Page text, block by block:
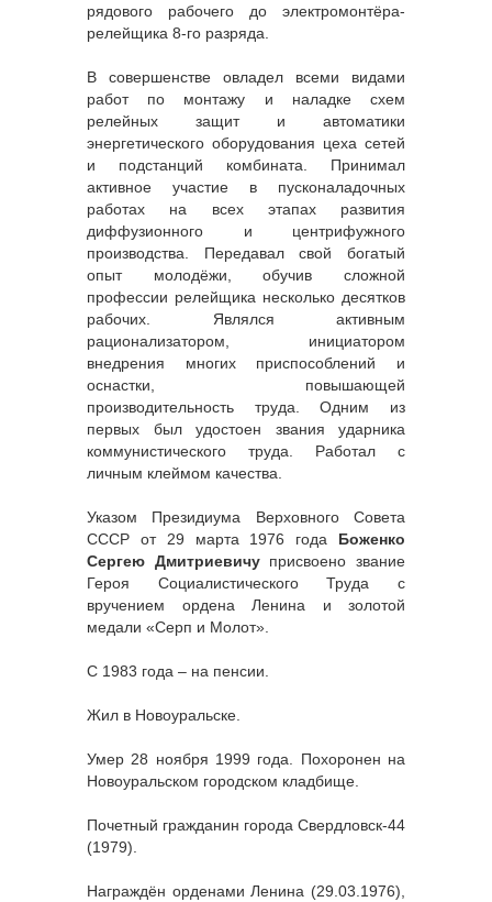
рядового рабочего до электромонтёра-
релейщика 8-го разряда.
В совершенстве овладел всеми видами
работ по монтажу и наладке схем
релейных защит и автоматики
энергетического оборудования цеха сетей
и подстанций комбината. Принимал
активное участие в пусконаладочных
работах на всех этапах развития
диффузионного и центрифужного
производства. Передавал свой богатый
опыт молодёжи, обучив сложной
профессии релейщика несколько десятков
рабочих. Являлся активным
рационализатором, инициатором
внедрения многих приспособлений и
оснастки, повышающей
производительность труда. Одним из
первых был удостоен звания ударника
коммунистического труда. Работал с
личным клеймом качества.
Указом Президиума Верховного Совета
СССР от 29 марта 1976 года Боженко
Сергею Дмитриевичуприсвоено звание
Героя Социалистического Труда с
вручением ордена Ленина и золотой
медали «Серп и Молот».
С 1983 года – на пенсии.
Жил в Новоуральске.
Умер 28 ноября 1999 года. Похоронен на
Новоуральском городском кладбище.
Почетный гражданин города Свердловск-44
(1979).
Награждён орденами Ленина (29.03.1976),